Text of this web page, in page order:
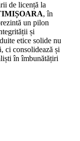
de licență la
, în
un pilon
și
etice solide nu
ci consolidează și
în îmbunătățiri